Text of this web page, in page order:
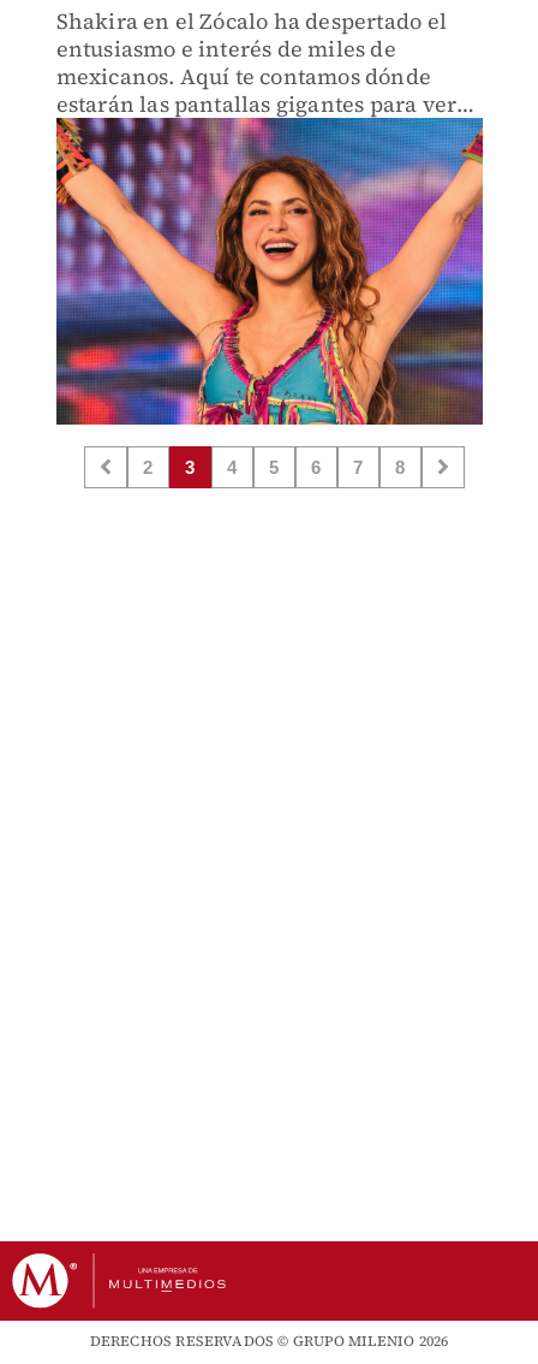
Shakira en el Zócalo ha despertado el
entusiasmo e interés de miles de
mexicanos. Aquí te contamos dónde
estarán las pantallas gigantes para ver
su concierto gratuito y los puntos
alternos para disfrutar el evento.
2 3 4 5 6 7 8
DERECHOS RESERVADOS © GRUPO MILENIO 2026